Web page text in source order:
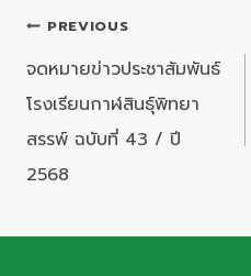
แนะแนว
เรื่อง
PREVIOUS
จดหมายข่าวประชาสัมพันธ์
โรงเรียนกาฬสินธุ์พิทยา
สรรพ์ ฉบับที่ 43 / ปี
2568